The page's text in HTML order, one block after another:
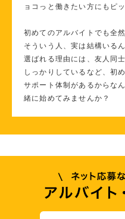
ョコっと働きたい方にもピ
初めてのアルバイトでも全然
そういう人、実は結構いるん
選ばれる理由には、友人同
しっかりしているなど、初
サポート体制があるからな
緒に始めてみませんか？